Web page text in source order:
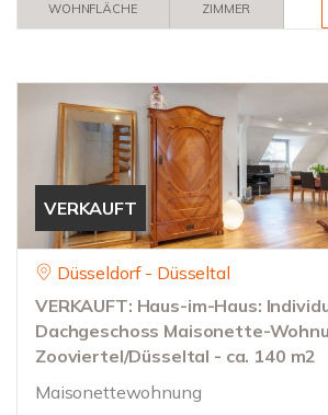
WOHNFLÄCHE
ZIMMER
VERKAUFT
Düsseldorf - Düsseltal
VERKAUFT: Haus-im-Haus:
Dachgeschoss Maisonette-
Zooviertel/Düsseltal - ca. 140 m2
Maisonettewohnung